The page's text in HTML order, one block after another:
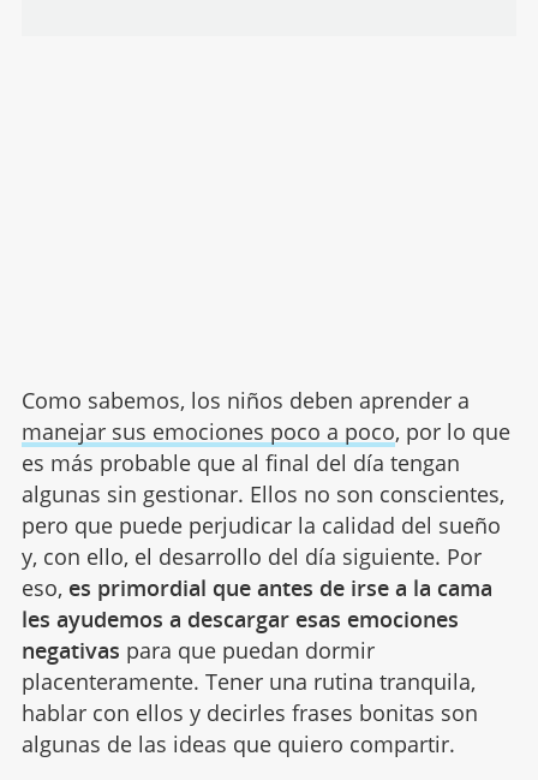
Como sabemos, los niños deben aprender a
manejar sus emociones poco a poco, por lo que
es más probable que al final del día tengan
algunas sin gestionar. Ellos no son conscientes,
pero que puede perjudicar la calidad del sueño
y, con ello, el desarrollo del día siguiente. Por
eso, es primordial que antes de irse a la cama
les ayudemos a descargar esas emociones
negativas para que puedan dormir
placenteramente. Tener una rutina tranquila,
hablar con ellos y decirles frases bonitas son
algunas de las ideas que quiero compartir.